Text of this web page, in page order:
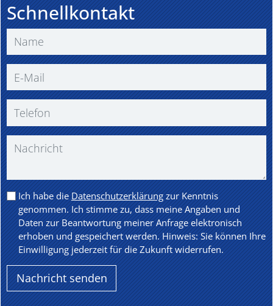
Schnellkontakt
Ich habe dieDatenschutzerklärungzur Kenntnis
genommen. Ich stimme zu, dass meine Angaben und
Daten zur Beantwortung meiner Anfrage elektronisch
erhoben und gespeichert werden. Hinweis: Sie können Ihre
Einwilligung jederzeit für die Zukunft widerrufen.